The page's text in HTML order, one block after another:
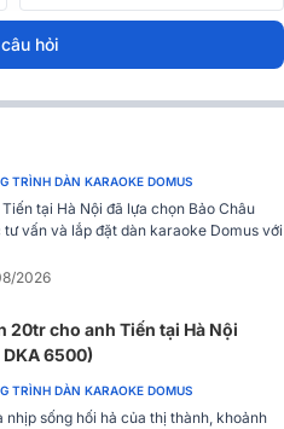
trong dòng DP, loa trang bị 1
coil 1.7inch, từ Ferrite. Điều này
hát trung thực mà còn làm nổi bật
ra âm thanh cân bằng và mượt
hỏi
TRÌNH DÀN KARAOKE DOMUS
tại Hà Nội đã lựa chọn Bảo Châu
tư vấn và lắp đặt dàn karaoke Domus với
2026
20tr cho anh Tiến tại Hà Nội
6500)
TRÌNH DÀN KARAOKE DOMUS
nhịp sống hối hả của thị thành, khoảnh